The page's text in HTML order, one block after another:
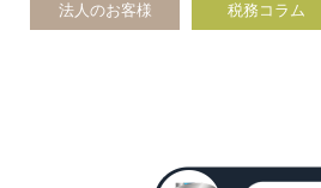
法人のお客様 税務コラム